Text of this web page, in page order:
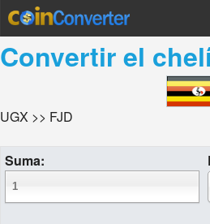
Convertir el
UGX >> FJD
Suma: